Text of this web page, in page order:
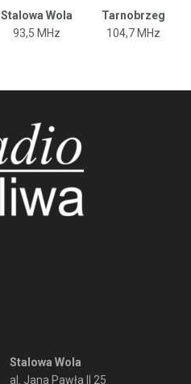
Stalowa Wola
Tarnobrzeg
93,5 MHz 104,7 MHz
Stalowa Wola
al. Jana Pawła II 25